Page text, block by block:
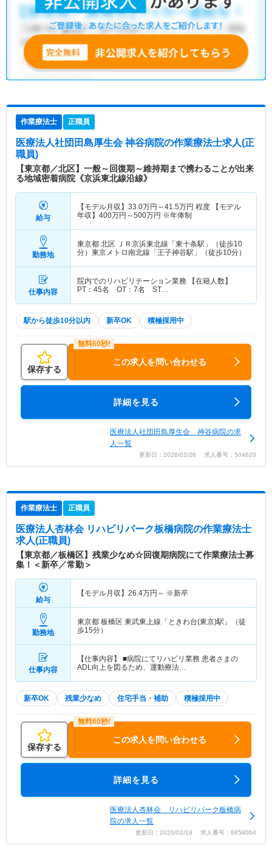
作業療法士 正職員
医療法人社団田島厚生会 神谷病院の作業療法士求人(正
職員)
【東京都／北区】一般～回復期～維持期まで携わることが出来
る地域密着病院《京浜東北線沿線》
給与
【モデル月収】 33.0万円～41.5万円 程度 【モデル
年収】 400万円～500万円 ※年俸制
勤務地
東京都 北区 ＪＲ京浜東北線「東十条駅」（徒歩10
分）東京メトロ南北線「王子神谷駅」（徒歩10分）
仕事内容
院内でのリハビリテーション業務 【在籍人数】
PT：45名 OT：7名 ST…
駅から徒歩10分以内 新卒OK 積極採用中
保存する
この求人を問い合わせる
詳細を見る
医療法人社団田島厚生会 神谷病院の求
人一覧
更新日：2026/02/26 求人番号：504620
作業療法士 正職員
医療法人杏林会 リハビリパーク板橋病院の作業療法士
求人(正職員)
【東京都／板橋区】残業少なめ☆回復期病院にて作業療法士募
集！＜新卒／常勤＞
給与
【モデル月収】 26.4万円～ ※新卒
勤務地
東京都 板橋区 東武東上線「ときわ台(東京)駅」（徒
歩15分）
仕事内容
【仕事内容】 ■病院にてリハビリ業務 患者さまの
ADL向上を図るため、運動療法…
新卒OK 残業少なめ 住宅手当・補助 積極採用中
保存する
この求人を問い合わせる
詳細を見る
医療法人杏林会 リハビリパーク板橋病
院の求人一覧
更新日：2026/02/19 求人番号：9858064